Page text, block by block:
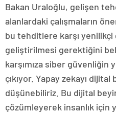
Bakan Uraloğlu, gelişen
alanlardaki çalışmaların
bu tehditlere karşı
geliştirilmesi gerektiğini
karşımıza siber güvenliğin
çıkıyor. Yapay zekayı
düşünebiliriz. Bu dijital
çözümleyerek insanlık için